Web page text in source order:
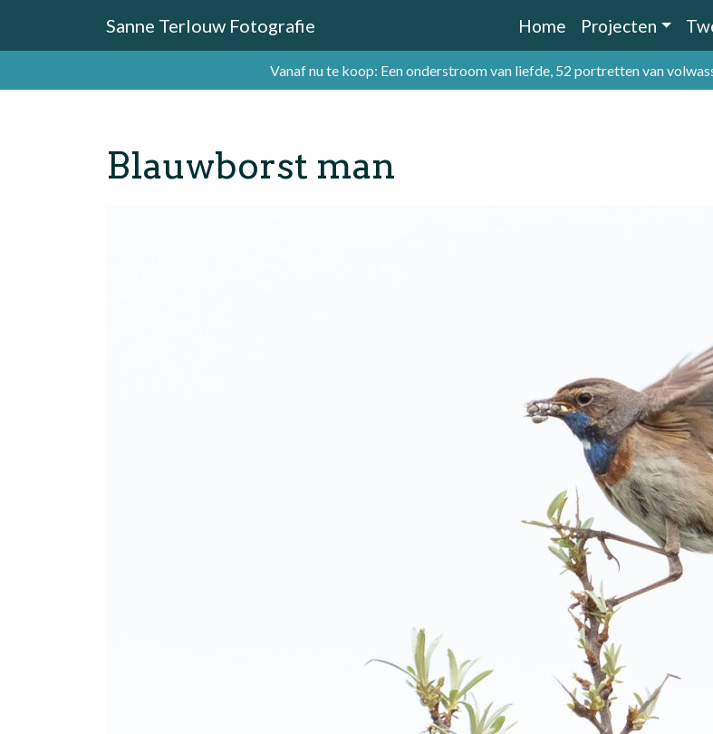
Sanne Terlouw Fotografie Home Projecten
Vanaf nu te koop: Een onderstroom van liefde, 52 portretten van
Blauwborst man